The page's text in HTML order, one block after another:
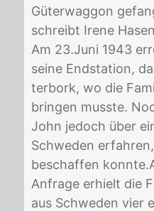
Gü­ter­wag­gon
schreibt Ire­ne
Am 23.Juni 1943
sei­ne End­sta­ti­on,
ter­bork, wo die
brin­gen muss­te.
John je­doch über
Schwe­den
be­schaf­fen
An­fra­ge er­hielt die
aus Schwe­den vier